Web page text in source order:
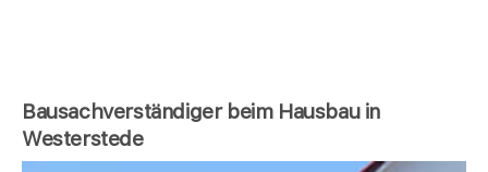
Bausachverständiger beim Hausbau in
Westerstede